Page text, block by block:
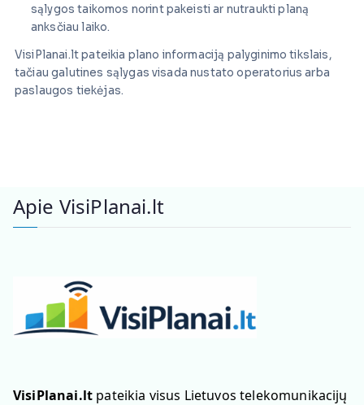
sąlygos taikomos norint pakeisti ar nutraukti planą
anksčiau laiko.
VisiPlanai.lt pateikia plano informaciją palyginimo tikslais,
tačiau galutines sąlygas visada nustato operatorius arba
paslaugos tiekėjas.
Apie VisiPlanai.lt
VisiPlanai.lt pateikia visus Lietuvos telekomunikacijų